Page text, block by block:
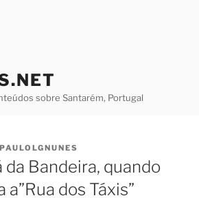
sobre Santarém, Portugal
PAULOLGNUNES
da Bandeira, quando
a”Rua dos Táxis”